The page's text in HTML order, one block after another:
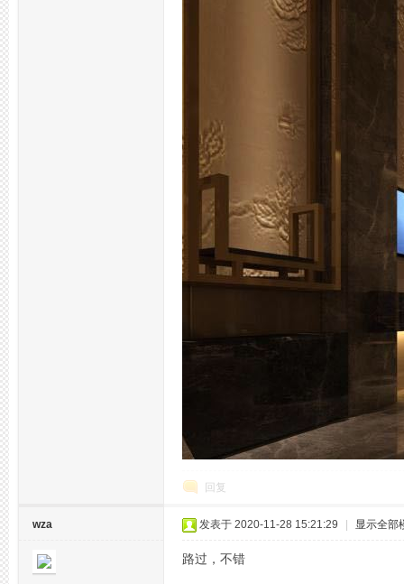
回复
wza 发表于 2020-11-28 15:21:29 显示全部
路过，不错